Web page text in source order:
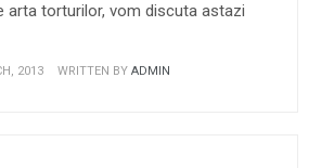
arta torturilor, vom discuta astazi
2013 WRITTEN BY ADMIN